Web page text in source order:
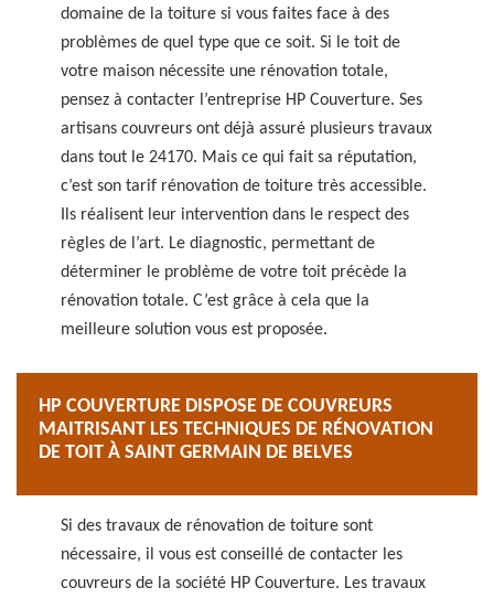
domaine de la toiture si vous faites face à des
problèmes de quel type que ce soit. Si le toit de
votre maison nécessite une rénovation totale,
pensez à contacter l’entreprise HP Couverture. Ses
artisans couvreurs ont déjà assuré plusieurs travaux
dans tout le 24170. Mais ce qui fait sa réputation,
c’est son tarif rénovation de toiture très accessible.
Ils réalisent leur intervention dans le respect des
règles de l’art. Le diagnostic, permettant de
déterminer le problème de votre toit précède la
rénovation totale. C’est grâce à cela que la
meilleure solution vous est proposée.
HP COUVERTURE DISPOSE DE COUVREURS
MAITRISANT LES TECHNIQUES DE RÉNOVATION
DE TOIT À SAINT GERMAIN DE BELVES
Si des travaux de rénovation de toiture sont
nécessaire, il vous est conseillé de contacter les
couvreurs de la société HP Couverture. Les travaux